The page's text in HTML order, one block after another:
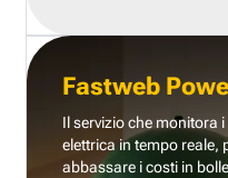
Fastweb
Il servizio che monitora
elettrica in tempo reale,
abbassare i costi in